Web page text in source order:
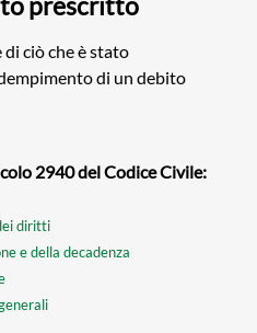
ciò che è stato
di un debito
2940 del Codice Civile:
diritti
e della decadenza